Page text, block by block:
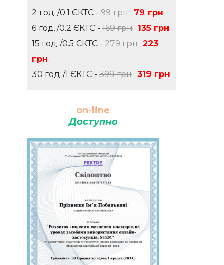
2 год./0.1 ЄКТС - 99 грн 79 грн
6 год./0.2 ЄКТС - 169 грн 135 грн
15 год./0.5 ЄКТС - 279 грн 223
грн
30 год./1 ЄКТС - 399 грн 319 грн
on-line
Доступно